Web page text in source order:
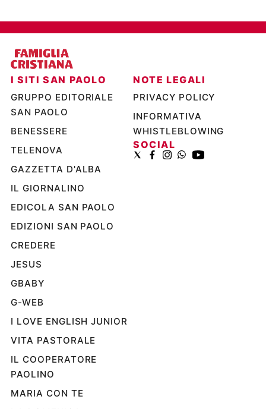
Santo
del
giorno
Società
valori
Ambiente
Creato
Volontariato
Diritti
Aziende
valore
Caso
settimana
Migranti
Diversità
inclusione
Costume
e
I SITI SAN PAOLO
GRUPPO EDITORIALE
SAN PAOLO
BENESSERE
TELENOVA
GAZZETTA D'ALBA
IL GIORNALINO
EDICOLA SAN PAOLO
EDIZIONI SAN PAOLO
CREDERE
JESUS
GBABY
G-WEB
I LOVE ENGLISH JUNIOR
VITA PASTORALE
IL COOPERATORE
PAOLINO
MARIA CON TE
NOTE LEGALI
PRIVACY POLICY
INFORMATIVA
WHISTLEBLOWING
SOCIAL